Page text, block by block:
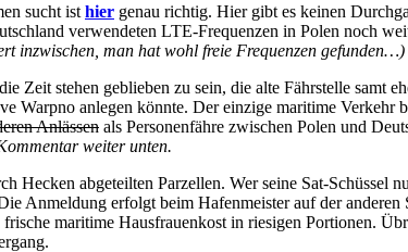
sucht ist hier genau richtig. Hier gibt es keinen
verwendeten LTE-Frequenzen in Polen noch
inzwischen, man hat wohl freie Frequenzen gefunden…)
Zeit stehen geblieben zu sein, die alte Fährstelle samt
Warpno anlegen könnte. Der einzige maritime Verkehr
Anlässen als Personenfähre zwischen Polen und
weiter unten.
abgeteilten Parzellen. Wer seine Sat-Schüssel
Anmeldung erfolgt beim Hafenmeister auf der
maritime Hausfrauenkost in riesigen Portionen.